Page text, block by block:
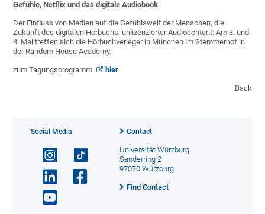
Gefühle, Netflix und das digitale Audiobook
Der Einfluss von Medien auf die Gefühlswelt der Menschen, die
Zukunft des digitalen Hörbuchs, unlizenzierter Audiocontent: Am 3. und
4. Mai treffen sich die Hörbuchverleger in München im Stemmerhof in
der Random House Academy.
zum Tagungsprogramm hier
Back
Social Media Contact
Universität Würzburg
Sanderring 2
97070 Würzburg
Find Contact